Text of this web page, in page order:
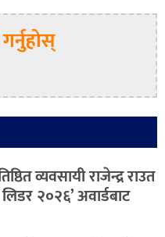
व्यवसायी राजेन्द्र राउत
लिडर २०२६’ अवार्डबाट